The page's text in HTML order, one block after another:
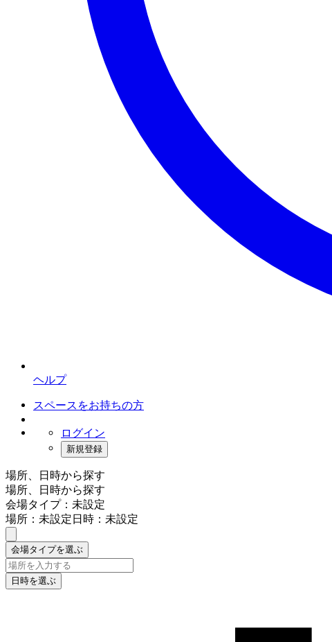
ヘルプ
スペースをお持ちの方
ログイン
新規登録
場所、日時から探す
場所、日時から探す
会場タイプ：未設定
場所：未設定日時：未設定
会場タイプを選ぶ
日時を選ぶ